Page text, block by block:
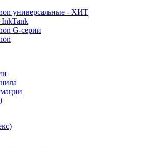
универсальные - ХИТ
InkTank
G-серии